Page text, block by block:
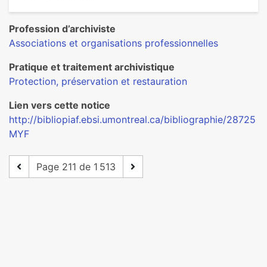
Profession d’archiviste
Associations et organisations professionnelles
Pratique et traitement archivistique
Protection, préservation et restauration
Lien vers cette notice
http://bibliopiaf.ebsi.umontreal.ca/bibliographie/28725
MYF
Page 211 de 1 513